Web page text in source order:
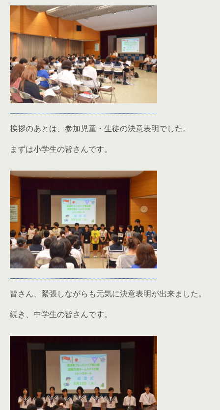
挨拶のあとは、参加児童・生徒の決意表明でした。
まずは小学生の皆さんです。
皆さん、緊張しながらも元気に決意表明が出来ました。
続き、中学生の皆さんです。